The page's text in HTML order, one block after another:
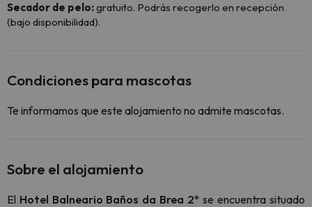
Secador de pelo:gratuito. Podrás recogerlo en recepción
(bajo disponibilidad).
Condiciones para mascotas
Te informamos que este alojamiento no admite mascotas.
Sobre el alojamiento
El Hotel Balneario Baños da Brea 2* se encuentra situado